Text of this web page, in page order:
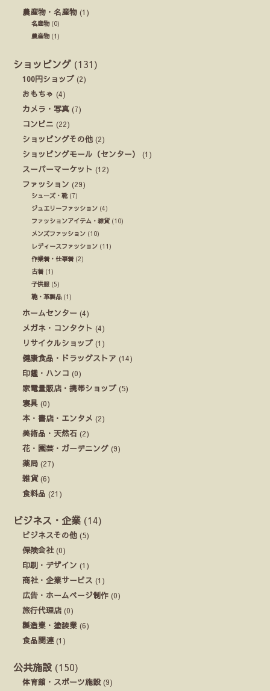
農産物・名産物 (1)
名産物(0)
農産物(1)
ショッピング (131)
100円ショップ (2)
おもちゃ (4)
カメラ・写真 (7)
コンビニ (22)
ショッピングその他 (2)
ショッピングモール（センター）
(1)
スーパーマーケット (12)
ファッション (29)
シューズ・靴(7)
ジュエリーファッション (4)
ファッションアイテム・雑貨 (10)
メンズファッション (10)
レディースファッション (11)
作業着・仕事着 (2)
古着 (1)
子供服 (5)
鞄・革製品 (1)
ホームセンター (4)
メガネ・コンタクト (4)
リサイクルショップ (1)
健康食品・ドラッグストア (14)
印鑑・ハンコ (0)
家電量販店・携帯ショップ (5)
寝具 (0)
本・書店・エンタメ (2)
美術品・天然石 (2)
花・園芸・ガーデニング (9)
薬局 (27)
雑貨(6)
食料品 (21)
ビジネス・企業 (14)
ビジネスその他 (5)
保険会社(0)
印刷・デザイン (1)
商社・企業サービス (1)
広告・ホームページ制作 (0)
旅行代理店 (0)
製造業・塗装業 (6)
食品関連 (1)
公共施設 (150)
体育館・スポーツ施設(9)